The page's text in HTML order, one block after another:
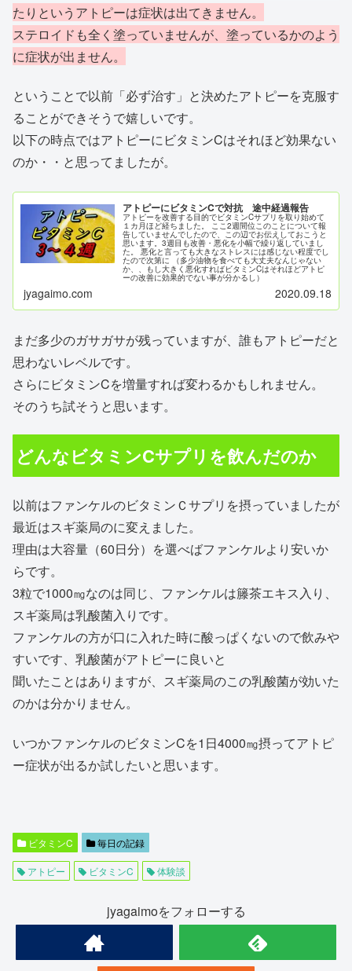
たりというアトピーは症状は出てきません。
ステロイドも全く塗っていませんが、塗っているかのよう
に症状が出ません。
ということで以前「必ず治す」と決めたアトピーを克服す
ることができそうで嬉しいです。
以下の時点ではアトピーにビタミンCはそれほど効果ない
のか・・と思ってましたが。
アトピーにビタミンCで対抗 途中経過報告
アトピーを改善する目的でビタミンCサプリを取り始めて
１カ月ほど経ちました。 ここ2週間位このことについて報
告していませんでしたので、この辺でお伝えしておこうと
思います。3週目も改善・悪化を小幅で繰り返していまし
た。 悪化と言っても大きなストレスには感じない程度でし
たので次第に （多少油物を食べても大丈夫なんじゃない
か、、もし大きく悪化すればビタミンCはそれほどアトピ
ーの改善に効果的でない事が分かるし）
jyagaimo.com 2020.09.18
まだ多少のガサガサが残っていますが、誰もアトピーだと
思わないレベルです。
さらにビタミンCを増量すれば変わるかもしれません。
そのうち試そうと思います。
どんなビタミンCサプリを飲んだのか
以前はファンケルのビタミンＣサプリを摂っていましたが
最近はスギ薬局のに変えました。
理由は大容量（60日分）を選べばファンケルより安いか
らです。
3粒で1000㎎なのは同じ、ファンケルは籐茶エキス入り、
スギ薬局は乳酸菌入りです。
ファンケルの方が口に入れた時に酸っぱくないので飲みや
すいです、乳酸菌がアトピーに良いと
聞いたことはありますが、スギ薬局のこの乳酸菌が効いた
のかは分かりません。
いつかファンケルのビタミンCを1日4000㎎摂ってアトピ
ー症状が出るか試したいと思います。
ビタミンC 毎日の記録
アトピー ビタミンC 体験談
jyagaimoをフォローする